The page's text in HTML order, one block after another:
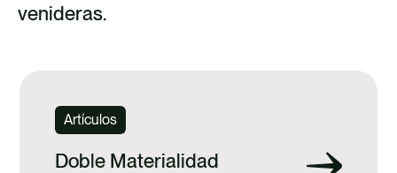
venideras.
Artículos
Doble Materialidad